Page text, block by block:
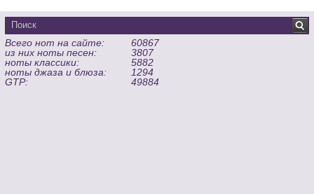
Всего нот на сайте:
60867
из них ноты песен:
3807
ноты классики:
5882
ноты джаза и блюза:
1294
GTP:
49884